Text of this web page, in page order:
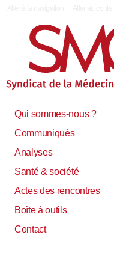
Qui sommes-nous ?
Communiqués
Analyses
Santé & société
Actes des rencontres
Boîte à outils
Contact